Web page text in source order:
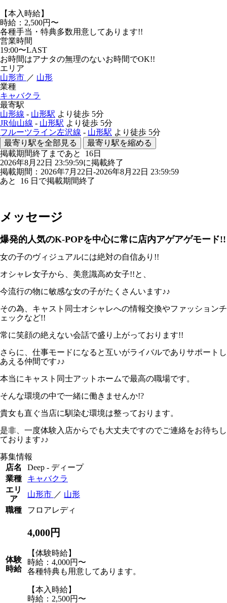
【本入時給】
時給：2,500円〜
各種手当・特典多数用意してあります!!
営業時間
19:00〜LAST
お時間はアナタの無理のないお時間でOK!!
エリア
山形市 ／ 山形
業種
キャバクラ
最寄駅
山形線 - 山形駅 より徒歩 5分
JR仙山線 - 山形駅 より徒歩 5分
フルーツライン左沢線 - 山形駅 より徒歩 5分
最寄り駅を全部見る
最寄り駅を縮める
掲載期間終了まであと 16日
2026年8月22日 23:59:59に掲載終了
掲載期間：2026年7月22日-2026年8月22日 23:59:59
あと 16 日で掲載期間終了
メッセージ
爆発的人気のK-POPを中心に常に店内アゲアゲモード!!
女の子のヴィジュアルには絶対の自信あり!!
オシャレ女子から、美意識高め女子!!と、
今流行の物に敏感な女の子がたくさんいます♪♪
その為、キャスト同士オシャレへの情報交換やファッションチ
ェックなど!!
常に笑顔の絶えない会話で盛り上がっております!!
さらに、仕事モードになると互いがライバルでありサポートし
あえる仲間です♪♪
本当にキャスト同士アットホームで最高の職場です。
そんな環境の中で一緒に働きませんか!?
貴女も直ぐ当店に馴染む環境は整っております。
是非、一度体験入店からでも大丈夫ですのでご連絡をお待ちし
ております♪♪
募集情報
店名
Deep - ディープ
業種
キャバクラ
エリ
ア
山形市 ／ 山形
職種
フロアレディ
体験
時給
4,000円
【体験時給】
時給：4,000円〜
各種特典も用意してあります。
【本入時給】
時給：2,500円〜